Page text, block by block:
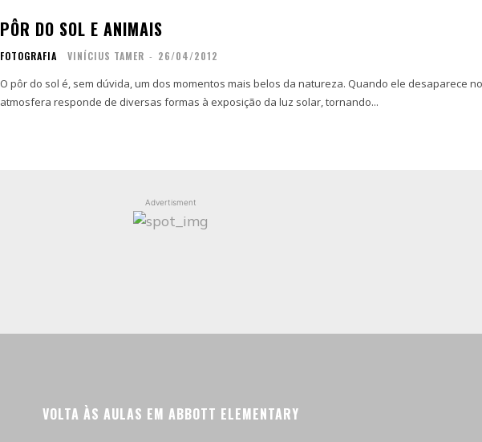
PÔR DO SOL E ANIMAIS
FOTOGRAFIA VINÍCIUS TAMER - 26/04/2012
O pôr do sol é, sem dúvida, um dos momentos mais belos da natureza. Quando ele desaparece
atmosfera responde de diversas formas à exposição da luz solar, tornando...
Advertisment
VOLTA ÀS AULAS EM ABBOTT ELEMENTARY